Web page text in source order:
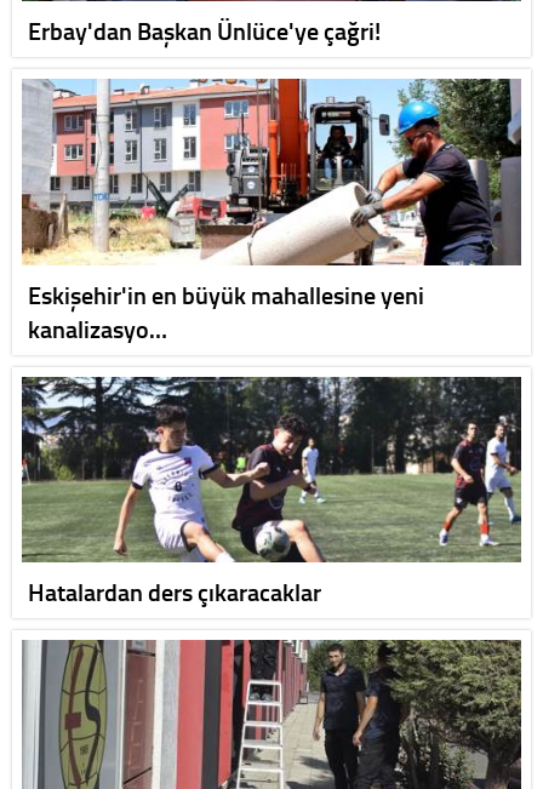
Erbay'dan Başkan Ünlüce'ye çağri!
Eskişehir'in en büyük mahallesine yeni
kanalizasyo…
Hatalardan ders çıkaracaklar